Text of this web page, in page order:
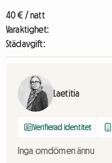
40 € / natt
Varaktighet:
Städavgift:
Laetitia
Verifierad identitet
Inga omdömen ännu